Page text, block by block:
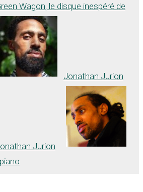
Wagon, le disque inespéré de
Jonathan Jurion
Jurion